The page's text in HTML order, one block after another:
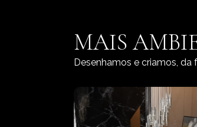
MAIS
Desenhamos e criamos, da